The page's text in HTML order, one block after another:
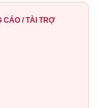
CÁO / TÀI TRỢ